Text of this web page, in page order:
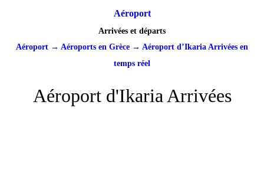
Aéroport
Arrivées et départs
Aéroport → Aéroports en Grèce → Aéroport d’Ikaria Arrivées en
temps réel
Aéroport d'Ikaria Arrivées